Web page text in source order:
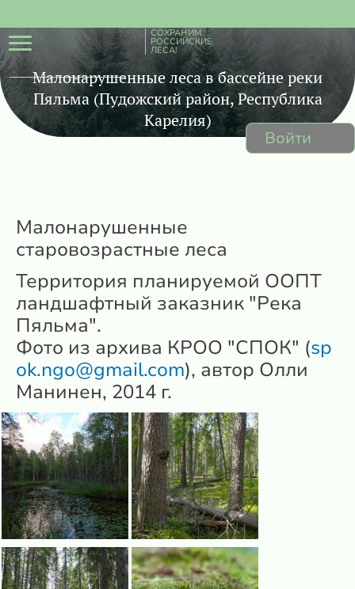
Малонарушенные леса в бассейне реки
Пяльма (Пудожский район, Республика
Карелия)
Малонарушенные
старовозрастные леса
Территория планируемой ООПТ
ландшафтный заказник "Река
Пяльма".
Фото из архива КРОО "СПОК" (sp
ok.ngo@gmail.com), автор Олли
Манинен, 2014 г.
Войти
СОХРАНИМ
РОССИЙСКИЕ
ЛЕСА!